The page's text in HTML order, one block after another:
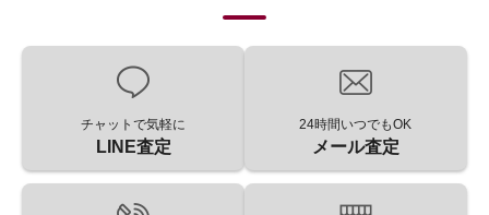
チャットで気軽に
LINE査定
24時間いつでもOK
メール査定